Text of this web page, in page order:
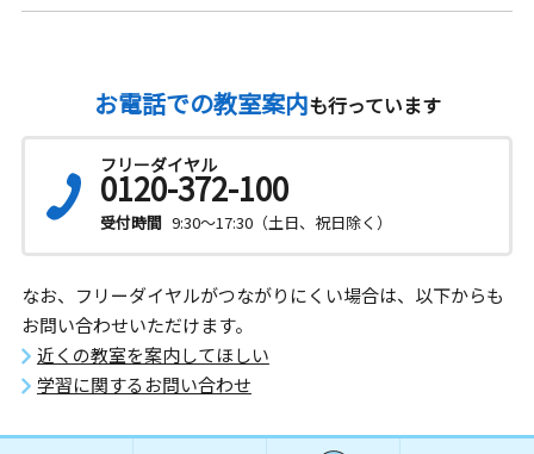
お電話での教室案内も行っています
フリーダイヤル
0120-372-100
受付時間 9:30～17:30（土日、祝日除く）
なお、フリーダイヤルがつながりにくい場合は、以下からも
お問い合わせいただけます。
近くの教室を案内してほしい
学習に関するお問い合わせ